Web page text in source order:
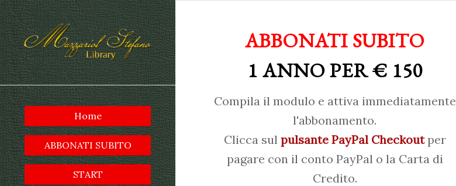
Home
ABBONATI SUBITO
START
ABBONATI SUBITO
1 ANNO PER € 150
Compila il modulo e attiva immediatamente
l'abbonamento.
Clicca sul pulsante PayPal Checkoutper
pagare con il conto PayPal o la Carta di
Credito.